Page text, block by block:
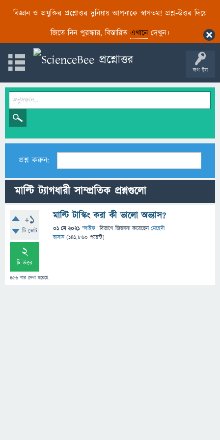
বিজ্ঞান ও প্রযুক্তির প্রশ্নোত্তর দুনিয়ায় আপনাকে স্বাগতম! প্রশ্ন-উত্তর দিয়ে
জিতে নিন পুরস্কার, বিস্তারিত এখানেদেখুন।
লগ ইন
প্রশ্ন করুন:
মাল্টি ট্যাগধারী সাম্প্রতিক প্রশ্নগুলো
+1
টি ভোট
2
টি উত্তর
456 বার দেখা হয়েছে
মাল্টি টাস্কিং করা কী ভালো অভ্যাস?
01 মে 2021 "লাইফ" বিভাগে জিজ্ঞাসাকরেছেনমেহেদী
হাসান (141,860 পয়েন্ট)